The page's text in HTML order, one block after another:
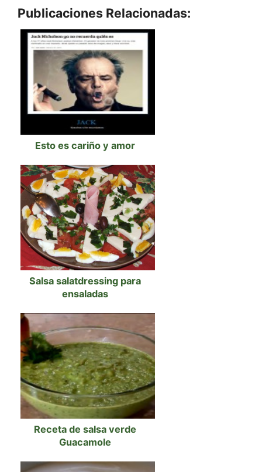
Publicaciones Relacionadas:
Esto es cariño y amor
Salsa salatdressing para
ensaladas
Receta de salsa verde
Guacamole